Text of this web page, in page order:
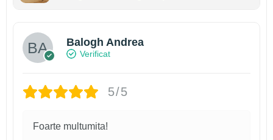
Balogh Andrea
Verificat
5/5
Foarte multumita!